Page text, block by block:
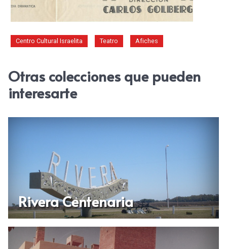
Centro Cultural Israelita Teatro Afiches
Otras colecciones que pueden
interesarte
Rivera Centenaria